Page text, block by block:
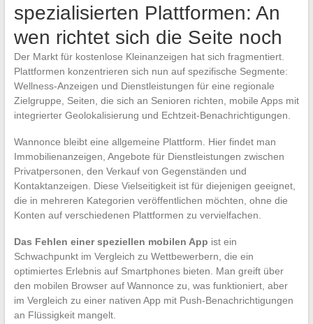
spezialisierten Plattformen: An
wen richtet sich die Seite noch
Der Markt für kostenlose Kleinanzeigen hat sich fragmentiert.
Plattformen konzentrieren sich nun auf spezifische Segmente:
Wellness-Anzeigen und Dienstleistungen für eine regionale
Zielgruppe, Seiten, die sich an Senioren richten, mobile Apps mit
integrierter Geolokalisierung und Echtzeit-Benachrichtigungen.
Wannonce bleibt eine allgemeine Plattform. Hier findet man
Immobilienanzeigen, Angebote für Dienstleistungen zwischen
Privatpersonen, den Verkauf von Gegenständen und
Kontaktanzeigen. Diese Vielseitigkeit ist für diejenigen geeignet,
die in mehreren Kategorien veröffentlichen möchten, ohne die
Konten auf verschiedenen Plattformen zu vervielfachen.
Das Fehlen einer speziellen mobilen App ist ein
Schwachpunkt im Vergleich zu Wettbewerbern, die ein
optimiertes Erlebnis auf Smartphones bieten. Man greift über
den mobilen Browser auf Wannonce zu, was funktioniert, aber
im Vergleich zu einer nativen App mit Push-Benachrichtigungen
an Flüssigkeit mangelt.